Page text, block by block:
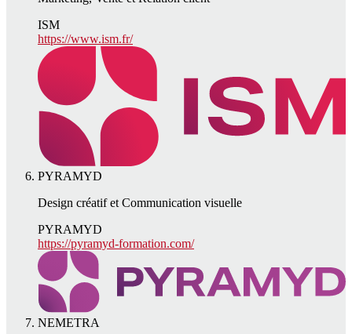
ISM
https://www.ism.fr/
PYRAMYD
Design créatif et Communication visuelle
PYRAMYD
https://pyramyd-formation.com/
NEMETRA